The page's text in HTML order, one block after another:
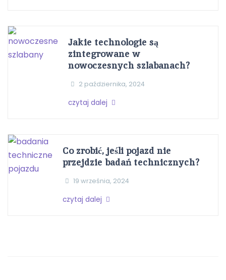
Jakie technologie są
zintegrowane w
nowoczesnych szlabanach?
2 października, 2024
czytaj dalej
Co zrobić, jeśli pojazd nie
przejdzie badań technicznych?
19 września, 2024
czytaj dalej